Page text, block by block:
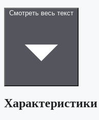
Смотреть весь текст
Характеристики